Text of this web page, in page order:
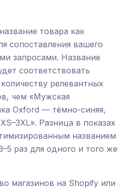
товара как
сопоставления вашего
запросами. Название
соответствовать
релевантных
чем «Мужская
Oxford — тёмно-синяя,
Разница в показах
названием
раз для одного и того же
магазинов на Shopify или